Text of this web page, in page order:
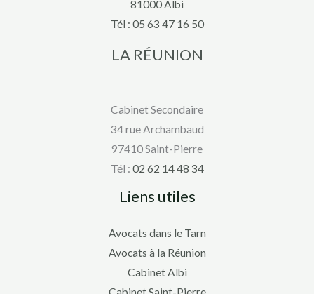
81000 Albi
Tél : 05 63 47 16 50
LA RÉUNION
Cabinet Secondaire
34 rue Archambaud
97410 Saint-Pierre
Tél : 02 62 14 48 34
Liens utiles
Avocats dans le Tarn
Avocats à la Réunion
Cabinet Albi